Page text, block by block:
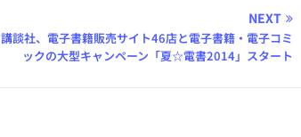
NEXT
講談社、電子書籍販売サイト46店と電子書籍・電子コミ
ックの大型キャンペーン「夏☆電書2014」スタート